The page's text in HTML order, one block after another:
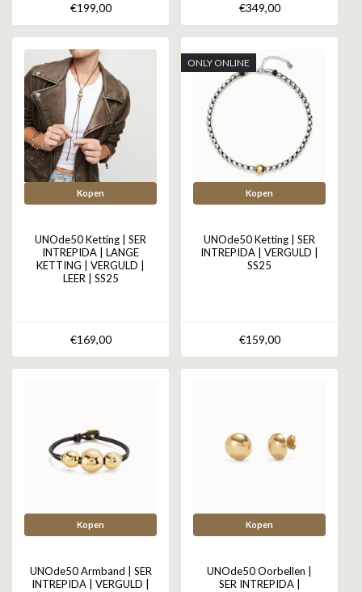
€199,00 €349,00
Kopen
UNOde50 Ketting | SER
INTREPIDA | LANGE
KETTING | VERGULD |
LEER | SS25
€169,00
ONLY ONLINE
Kopen
UNOde50 Ketting | SER
INTREPIDA | VERGULD |
SS25
€159,00
Kopen
UNOde50 Armband | SER
INTREPIDA | VERGULD |
Kopen
UNOde50 Oorbellen |
SER INTREPIDA |